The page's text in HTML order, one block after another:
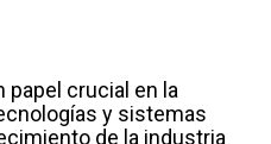
papel crucial en la
y sistemas
de la industria